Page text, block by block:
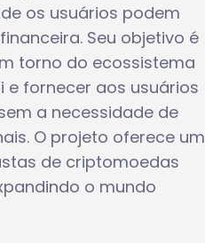
os usuários podem
Seu objetivo é
torno do ecossistema
e fornecer aos usuários
a necessidade de
O projeto oferece um
de criptomoedas
o mundo